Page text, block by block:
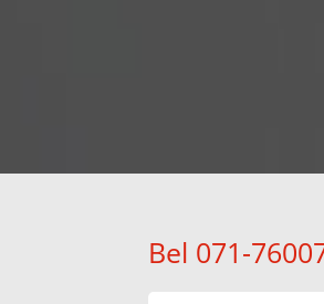
Bel 071-